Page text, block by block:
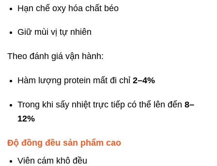
Hạn chế oxy hóa chất béo
Giữ mùi vị tự nhiên
Theo đánh giá vận hành:
Hàm lượng protein mất đi chỉ 2–4%
Trong khi sấy nhiệt trực tiếp có thể lên đến 8–
12%
Độ đồng đều sản phẩm cao
Viên cám khô đều